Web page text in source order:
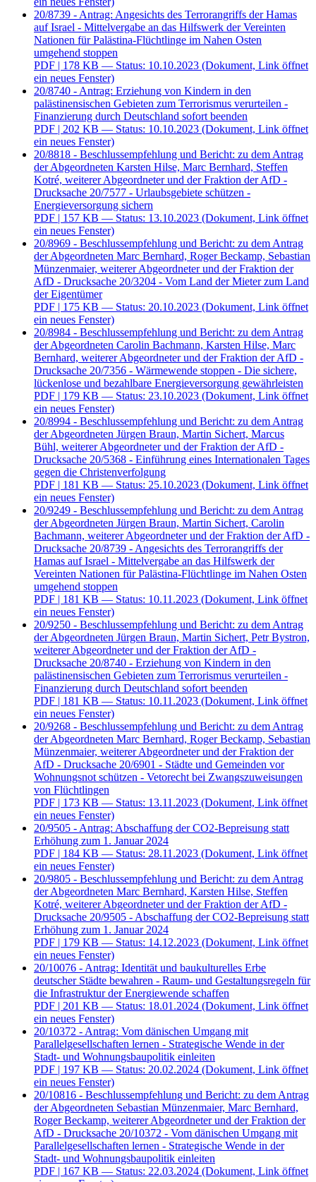
20/8739 - Antrag: Angesichts des Terrorangriffs der Hamas
auf Israel - Mittelvergabe an das Hilfswerk der Vereinten
Nationen für Palästina-Flüchtlinge im Nahen Osten
umgehend stoppen
PDF | 178 KB — Status: 10.10.2023 (Dokument, Link öffnet
ein neues Fenster)
20/8740 - Antrag: Erziehung von Kindern in den
palästinensischen Gebieten zum Terrorismus verurteilen -
Finanzierung durch Deutschland sofort beenden
PDF | 202 KB — Status: 10.10.2023 (Dokument, Link öffnet
ein neues Fenster)
20/8818 - Beschlussempfehlung und Bericht: zu dem Antrag
der Abgeordneten Karsten Hilse, Marc Bernhard, Steffen
Kotré, weiterer Abgeordneter und der Fraktion der AfD -
Drucksache 20/7577 - Urlaubsgebiete schützen -
Energieversorgung sichern
PDF | 157 KB — Status: 13.10.2023 (Dokument, Link öffnet
ein neues Fenster)
20/8969 - Beschlussempfehlung und Bericht: zu dem Antrag
der Abgeordneten Marc Bernhard, Roger Beckamp, Sebastian
Münzenmaier, weiterer Abgeordneter und der Fraktion der
AfD - Drucksache 20/3204 - Vom Land der Mieter zum Land
der Eigentümer
PDF | 175 KB — Status: 20.10.2023 (Dokument, Link öffnet
ein neues Fenster)
20/8984 - Beschlussempfehlung und Bericht: zu dem Antrag
der Abgeordneten Carolin Bachmann, Karsten Hilse, Marc
Bernhard, weiterer Abgeordneter und der Fraktion der AfD -
Drucksache 20/7356 - Wärmewende stoppen - Die sichere,
lückenlose und bezahlbare Energieversorgung gewährleisten
PDF | 179 KB — Status: 23.10.2023 (Dokument, Link öffnet
ein neues Fenster)
20/8994 - Beschlussempfehlung und Bericht: zu dem Antrag
der Abgeordneten Jürgen Braun, Martin Sichert, Marcus
Bühl, weiterer Abgeordneter und der Fraktion der AfD -
Drucksache 20/5368 - Einführung eines Internationalen Tages
gegen die Christenverfolgung
PDF | 181 KB — Status: 25.10.2023 (Dokument, Link öffnet
ein neues Fenster)
20/9249 - Beschlussempfehlung und Bericht: zu dem Antrag
der Abgeordneten Jürgen Braun, Martin Sichert, Carolin
Bachmann, weiterer Abgeordneter und der Fraktion der AfD -
Drucksache 20/8739 - Angesichts des Terrorangriffs der
Hamas auf Israel - Mittelvergabe an das Hilfswerk der
Vereinten Nationen für Palästina-Flüchtlinge im Nahen Osten
umgehend stoppen
PDF | 181 KB — Status: 10.11.2023 (Dokument, Link öffnet
ein neues Fenster)
20/9250 - Beschlussempfehlung und Bericht: zu dem Antrag
der Abgeordneten Jürgen Braun, Martin Sichert, Petr Bystron,
weiterer Abgeordneter und der Fraktion der AfD -
Drucksache 20/8740 - Erziehung von Kindern in den
palästinensischen Gebieten zum Terrorismus verurteilen -
Finanzierung durch Deutschland sofort beenden
PDF | 181 KB — Status: 10.11.2023 (Dokument, Link öffnet
ein neues Fenster)
20/9268 - Beschlussempfehlung und Bericht: zu dem Antrag
der Abgeordneten Marc Bernhard, Roger Beckamp, Sebastian
Münzenmaier, weiterer Abgeordneter und der Fraktion der
AfD - Drucksache 20/6901 - Städte und Gemeinden vor
Wohnungsnot schützen - Vetorecht bei Zwangszuweisungen
von Flüchtlingen
PDF | 173 KB — Status: 13.11.2023 (Dokument, Link öffnet
ein neues Fenster)
20/9505 - Antrag: Abschaffung der CO2-Bepreisung statt
Erhöhung zum 1. Januar 2024
PDF | 184 KB — Status: 28.11.2023 (Dokument, Link öffnet
ein neues Fenster)
20/9805 - Beschlussempfehlung und Bericht: zu dem Antrag
der Abgeordneten Marc Bernhard, Karsten Hilse, Steffen
Kotré, weiterer Abgeordneter und der Fraktion der AfD -
Drucksache 20/9505 - Abschaffung der CO2-Bepreisung statt
Erhöhung zum 1. Januar 2024
PDF | 179 KB — Status: 14.12.2023 (Dokument, Link öffnet
ein neues Fenster)
20/10076 - Antrag: Identität und baukulturelles Erbe
deutscher Städte bewahren - Raum- und Gestaltungsregeln für
die Infrastruktur der Energiewende schaffen
PDF | 201 KB — Status: 18.01.2024 (Dokument, Link öffnet
ein neues Fenster)
20/10372 - Antrag: Vom dänischen Umgang mit
Parallelgesellschaften lernen - Strategische Wende in der
Stadt- und Wohnungsbaupolitik einleiten
PDF | 197 KB — Status: 20.02.2024 (Dokument, Link öffnet
ein neues Fenster)
20/10816 - Beschlussempfehlung und Bericht: zu dem Antrag
der Abgeordneten Sebastian Münzenmaier, Marc Bernhard,
Roger Beckamp, weiterer Abgeordneter und der Fraktion der
AfD - Drucksache 20/10372 - Vom dänischen Umgang mit
Parallelgesellschaften lernen - Strategische Wende in der
Stadt- und Wohnungsbaupolitik einleiten
PDF | 167 KB — Status: 22.03.2024 (Dokument, Link öffnet